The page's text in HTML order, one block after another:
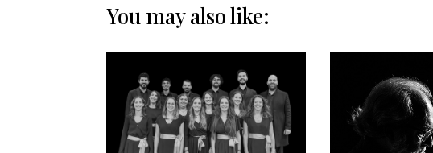
You may also like: